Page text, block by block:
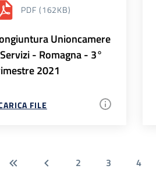
PDF (162KB)
Unioncamere
- Romagna - 3°
2021
FILE
2 3 4